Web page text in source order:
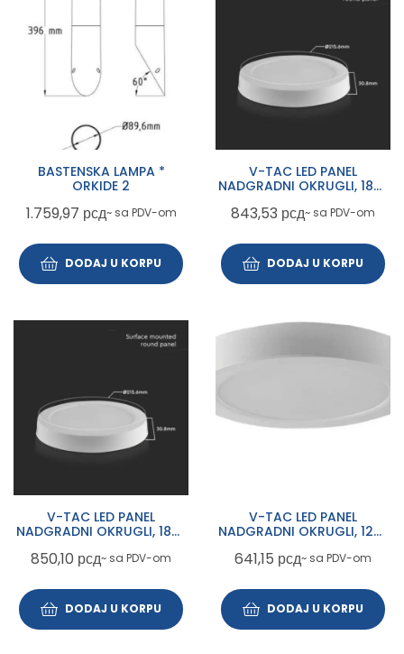
BASTENSKA LAMPA *
ORKIDE 2
1.759,97 рсд~ sa PDV-om
DODAJ U KORPU
V-TAC LED PANEL
NADGRADNI OKRUGLI, 18W,
843,53 рсд~ sa PDV-om
DODAJ U KORPU
V-TAC LED PANEL
NADGRADNI OKRUGLI, 18W,
850,10 рсд~ sa PDV-om
DODAJ U KORPU
V-TAC LED PANEL
NADGRADNI OKRUGLI, 12W,
641,15 рсд~ sa PDV-om
DODAJ U KORPU